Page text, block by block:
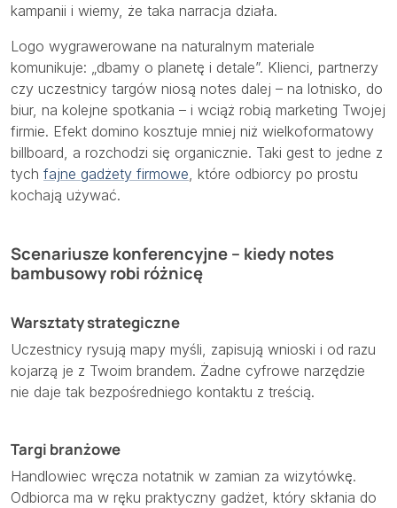
kampanii i wiemy, że taka narracja działa.
Logo wygrawerowane na naturalnym materiale
komunikuje: „dbamy o planetę i detale”. Klienci, partnerzy
czy uczestnicy targów niosą notes dalej – na lotnisko, do
biur, na kolejne spotkania – i wciąż robią marketing Twojej
firmie. Efekt domino kosztuje mniej niż wielkoformatowy
billboard, a rozchodzi się organicznie. Taki gest to jedne z
tych fajne gadżety firmowe , które odbiorcy po prostu
kochają używać.
Scenariusze konferencyjne – kiedy notes
bambusowy robi różnicę
Warsztaty strategiczne
Uczestnicy rysują mapy myśli, zapisują wnioski i od razu
kojarzą je z Twoim brandem. Żadne cyfrowe narzędzie
nie daje tak bezpośredniego kontaktu z treścią.
Targi branżowe
Handlowiec wręcza notatnik w zamian za wizytówkę.
Odbiorca ma w ręku praktyczny gadżet, który skłania do